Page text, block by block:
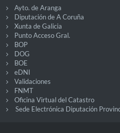
Ayto. de Aranga
Diputación de A Coruña
Xunta de Galicia
Punto Acceso Gral.
BOP
DOG
BOE
eDNI
Validaciones
FNMT
Oficina Virtual del Catastro
Sede Electrónica Diputación